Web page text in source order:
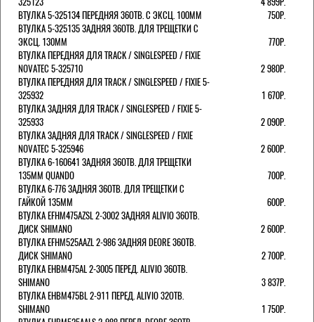
ВТУЛКА 5-325134 ПЕРЕДНЯЯ 36ОТВ. С ЭКСЦ. 100ММ
750Р.
ВТУЛКА 5-325135 ЗАДНЯЯ 36ОТВ. ДЛЯ ТРЕЩЕТКИ С
ЭКСЦ. 130ММ
770Р.
ВТУЛКА ПЕРЕДНЯЯ ДЛЯ TRACK / SINGLESPEED / FIXIE
NOVATEC 5-325710
2 980Р.
ВТУЛКА ПЕРЕДНЯЯ ДЛЯ TRACK / SINGLESPEED / FIXIE 5-
325932
1 670Р.
ВТУЛКА ЗАДНЯЯ ДЛЯ TRACK / SINGLESPEED / FIXIE 5-
325933
2 090Р.
ВТУЛКА ЗАДНЯЯ ДЛЯ TRACK / SINGLESPEED / FIXIE
NOVATEC 5-325946
2 600Р.
ВТУЛКА 6-160641 ЗАДНЯЯ 36ОТВ. ДЛЯ ТРЕЩЕТКИ
135ММ QUANDO
700Р.
ВТУЛКА 6-776 ЗАДНЯЯ 36ОТВ. ДЛЯ ТРЕЩЕТКИ С
ГАЙКОЙ 135ММ
600Р.
ВТУЛКА EFHM475AZSL 2-3002 ЗАДНЯЯ ALIVIO 36ОТВ.
ДИСК SHIMANO
2 600Р.
ВТУЛКА EFHM525AAZL 2-986 ЗАДНЯЯ DEORE 36ОТВ.
ДИСК SHIMANO
2 700Р.
ВТУЛКА EHBM475AL 2-3005 ПЕРЕД. ALIVIO 36ОТВ.
SHIMANO
3 837Р.
ВТУЛКА EHBM475BL 2-911 ПЕРЕД. ALIVIO 32ОТВ.
SHIMANO
1 750Р.